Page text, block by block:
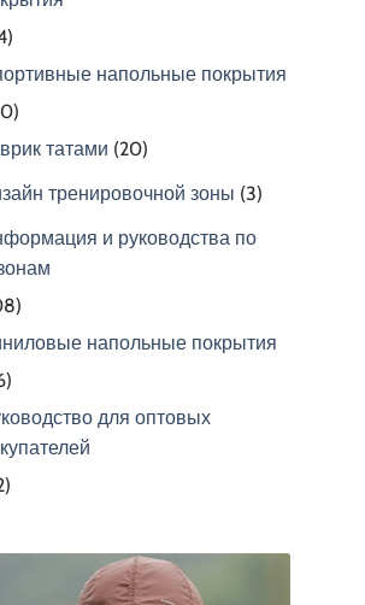
напольные покрытия
татами (20)
тренировочной зоны (3)
и руководства по
напольные покрытия
для оптовых